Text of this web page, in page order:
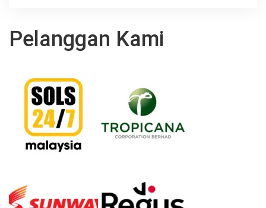
Pelanggan Kami